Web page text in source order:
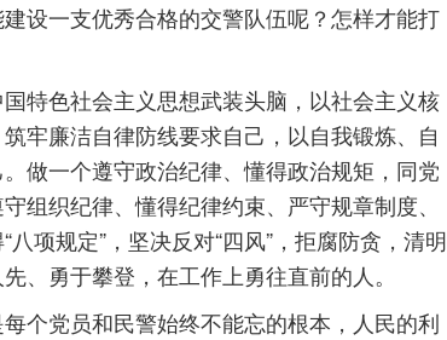
设一支优秀合格的交警队伍呢？怎样才能打
色社会主义思想武装头脑，以社会主义核
牢廉洁自律防线要求自己，以自我锻炼、自
做一个遵守政治纪律、懂得政治规矩，同党
组织纪律、懂得纪律约束、严守规章制度、
项规定”，坚决反对“四风”，拒腐防贪，清明
、勇于攀登，在工作上勇往直前的人。
党员和民警始终不能忘的根本，人民的利